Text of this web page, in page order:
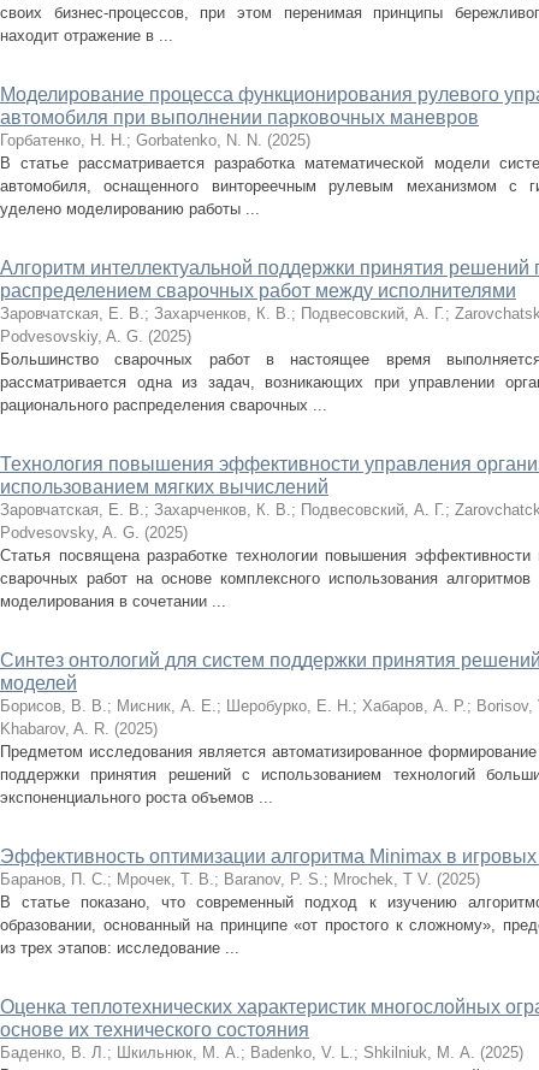
своих бизнес-процессов, при этом перенимая принципы
находит отражение в ...
Моделирование процесса функционирования рулевого
автомобиля при выполнении парковочных маневров
Горбатенко, Н. Н.; Gorbatenko, N. N. (2025)
В статье рассматривается разработка математической модели
автомобиля, оснащенного винтореечным рулевым механизмом c
уделено моделированию работы ...
Алгоритм интеллектуальной поддержки принятия решений
распределением сварочных работ между исполнителями
Заровчатская, Е. В.; Захарченков, К. В.; Подвесовский, А. Г.;
Podvesovskiy, A. G. (2025)
Большинство сварочных работ в настоящее время
рассматривается одна из задач, возникающих при управлении
рационального распределения сварочных ...
Технология повышения эффективности управления
использованием мягких вычислений
Заровчатская, Е. В.; Захарченков, К. В.; Подвесовский, А. Г.;
Podvesovsky, A. G. (2025)
Статья посвящена разработке технологии повышения эффективности
сварочных работ на основе комплексного использования
моделирования в сочетании ...
Синтез онтологий для систем поддержки принятия
моделей
Борисов, В. В.; Мисник, А. Е.; Шеробурко, Е. Н.; Хабаров, А. Р.; Borisov,
Khabarov, A. R. (2025)
Предметом исследования является автоматизированное
поддержки принятия решений с использованием технологий
экспоненциального роста объемов ...
Эффективность оптимизации алгоритма Minimax в игровых
Баранов, П. С.; Мрочек, Т. В.; Baranov, P. S.; Mrochek, T V. (2025)
В статье показано, что современный подход к изучению
образовании, основанный на принципе «от простого к сложному»,
из трех этапов: исследование ...
Оценка теплотехнических характеристик многослойных
основе их технического состояния
Баденко, В. Л.; Шкильнюк, М. А.; Badenko, V. L.; Shkilniuk, М. A. (2025)